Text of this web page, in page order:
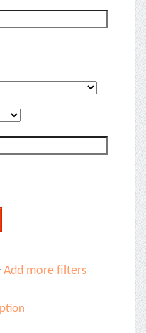
Add more filters